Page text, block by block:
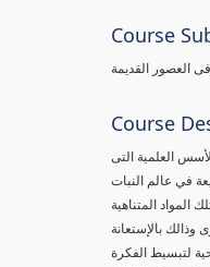
Course
العصور القديمة
Course
العلمية التى
في عالم النبات
المتناهية
بالإستعانة
لتبسيط الفكرة